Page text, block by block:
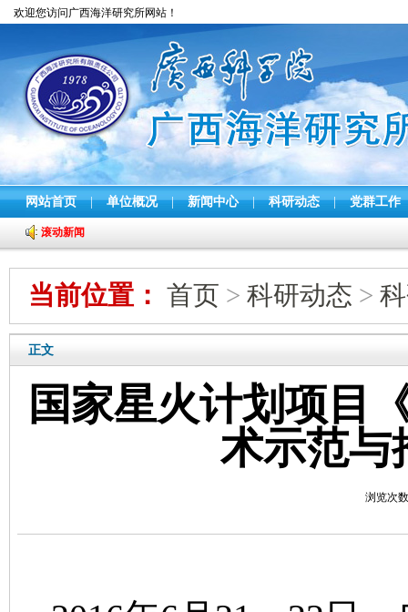
欢迎您访问广西海洋研究所网站！
网站首页 | 单位概况 | 新闻中心 | 科研动态 | 党群工作
滚动新闻
当前位置： 首页 > 科研动态 >
正文
国家星火计划项目
术示范与
浏览次数